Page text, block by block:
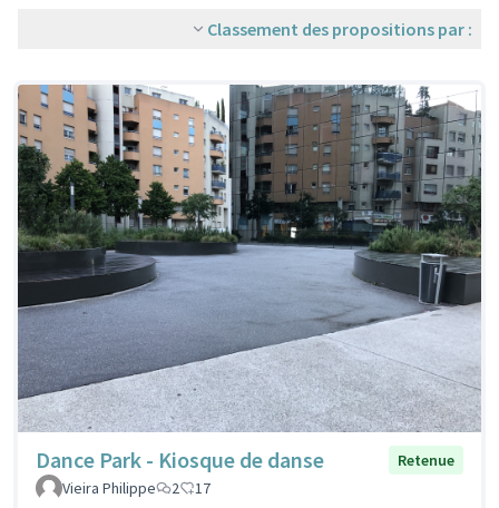
Classement des propositions par :
Dance Park - Kiosque de danse
Retenue
Vieira Philippe
2 17